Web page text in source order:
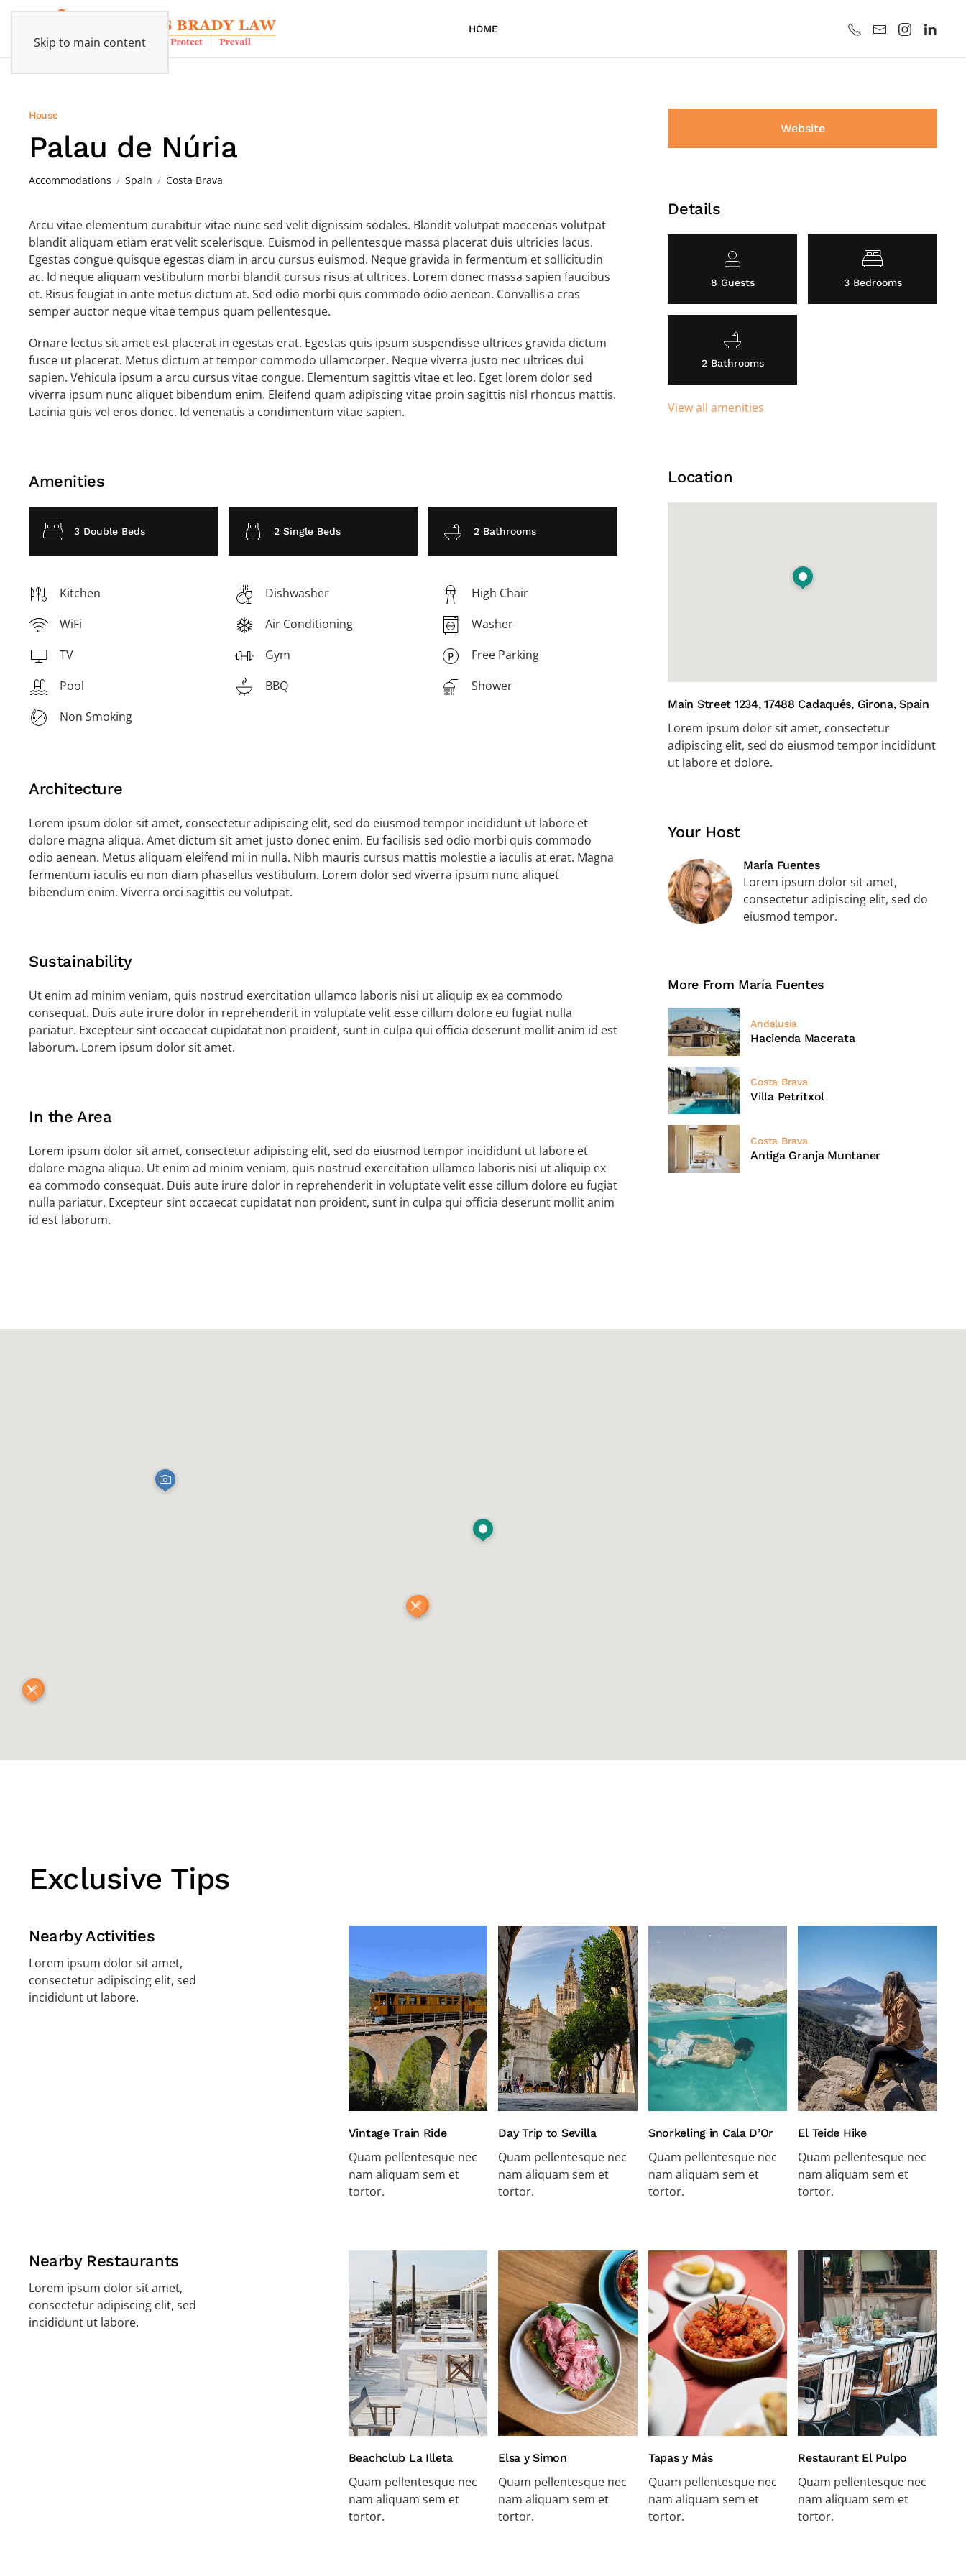
Skip to main content
HOME
House
Palau de Núria
Accommodations Spain Costa Brava
Arcu vitae elementum curabitur vitae nunc sed velit dignissim sodales. Blandit volutpat maecenas volutpat
blandit aliquam etiam erat velit scelerisque. Euismod in pellentesque massa placerat duis ultricies lacus.
Egestas congue quisque egestas diam in arcu cursus euismod. Neque gravida in fermentum et sollicitudin
ac. Id neque aliquam vestibulum morbi blandit cursus risus at ultrices. Lorem donec massa sapien faucibus
et. Risus feugiat in ante metus dictum at. Sed odio morbi quis commodo odio aenean. Convallis a cras
semper auctor neque vitae tempus quam pellentesque.
Ornare lectus sit amet est placerat in egestas erat. Egestas quis ipsum suspendisse ultrices gravida dictum
fusce ut placerat. Metus dictum at tempor commodo ullamcorper. Neque viverra justo nec ultrices dui
sapien. Vehicula ipsum a arcu cursus vitae congue. Elementum sagittis vitae et leo. Eget lorem dolor sed
viverra ipsum nunc aliquet bibendum enim. Eleifend quam adipiscing vitae proin sagittis nisl rhoncus mattis.
Lacinia quis vel eros donec. Id venenatis a condimentum vitae sapien.
Amenities
3 Double Beds 2 Single Beds 2 Bathrooms
Kitchen Dishwasher
High Chair
WiFi
Air Conditioning
Washer
TV
Gym
Free Parking
Pool
BBQ
Shower
Non Smoking
Architecture
Lorem ipsum dolor sit amet, consectetur adipiscing elit, sed do eiusmod tempor incididunt ut labore et
dolore magna aliqua. Amet dictum sit amet justo donec enim. Eu facilisis sed odio morbi quis commodo
odio aenean. Metus aliquam eleifend mi in nulla. Nibh mauris cursus mattis molestie a iaculis at erat. Magna
fermentum iaculis eu non diam phasellus vestibulum. Lorem dolor sed viverra ipsum nunc aliquet
bibendum enim. Viverra orci sagittis eu volutpat.
Sustainability
Ut enim ad minim veniam, quis nostrud exercitation ullamco laboris nisi ut aliquip ex ea commodo
consequat. Duis aute irure dolor in reprehenderit in voluptate velit esse cillum dolore eu fugiat nulla
pariatur. Excepteur sint occaecat cupidatat non proident, sunt in culpa qui officia deserunt mollit anim id est
laborum. Lorem ipsum dolor sit amet.
In the Area
Lorem ipsum dolor sit amet, consectetur adipiscing elit, sed do eiusmod tempor incididunt ut labore et
dolore magna aliqua. Ut enim ad minim veniam, quis nostrud exercitation ullamco laboris nisi ut aliquip ex
ea commodo consequat. Duis aute irure dolor in reprehenderit in voluptate velit esse cillum dolore eu fugiat
nulla pariatur. Excepteur sint occaecat cupidatat non proident, sunt in culpa qui officia deserunt mollit anim
id est laborum.
Website
Details
8 Guests 3 Bedrooms
2 Bathrooms
View all amenities
Location
Main Street 1234, 17488 Cadaqués, Girona, Spain
Lorem ipsum dolor sit amet, consectetur
adipiscing elit, sed do eiusmod tempor incididunt
ut labore et dolore.
Your Host
María Fuentes
Lorem ipsum dolor sit amet,
consectetur adipiscing elit, sed do
eiusmod tempor.
More From María Fuentes
Andalusia
Hacienda Macerata
Costa Brava
Villa Petritxol
Costa Brava
Antiga Granja Muntaner
Exclusive Tips
Nearby Activities
Lorem ipsum dolor sit amet,
consectetur adipiscing elit, sed
incididunt ut labore.
Vintage Train Ride
Quam pellentesque nec
nam aliquam sem et
tortor.
Day Trip to Sevilla
Quam pellentesque nec
nam aliquam sem et
tortor.
Snorkeling in Cala D’Or
Quam pellentesque nec
nam aliquam sem et
tortor.
El Teide Hike
Quam pellentesque nec
nam aliquam sem et
tortor.
Nearby Restaurants
Lorem ipsum dolor sit amet,
consectetur adipiscing elit, sed
incididunt ut labore.
Beachclub La Illeta
Quam pellentesque nec
nam aliquam sem et
tortor.
Elsa y Simon
Quam pellentesque nec
nam aliquam sem et
tortor.
Tapas y Más
Quam pellentesque nec
nam aliquam sem et
tortor.
Restaurant El Pulpo
Quam pellentesque nec
nam aliquam sem et
tortor.